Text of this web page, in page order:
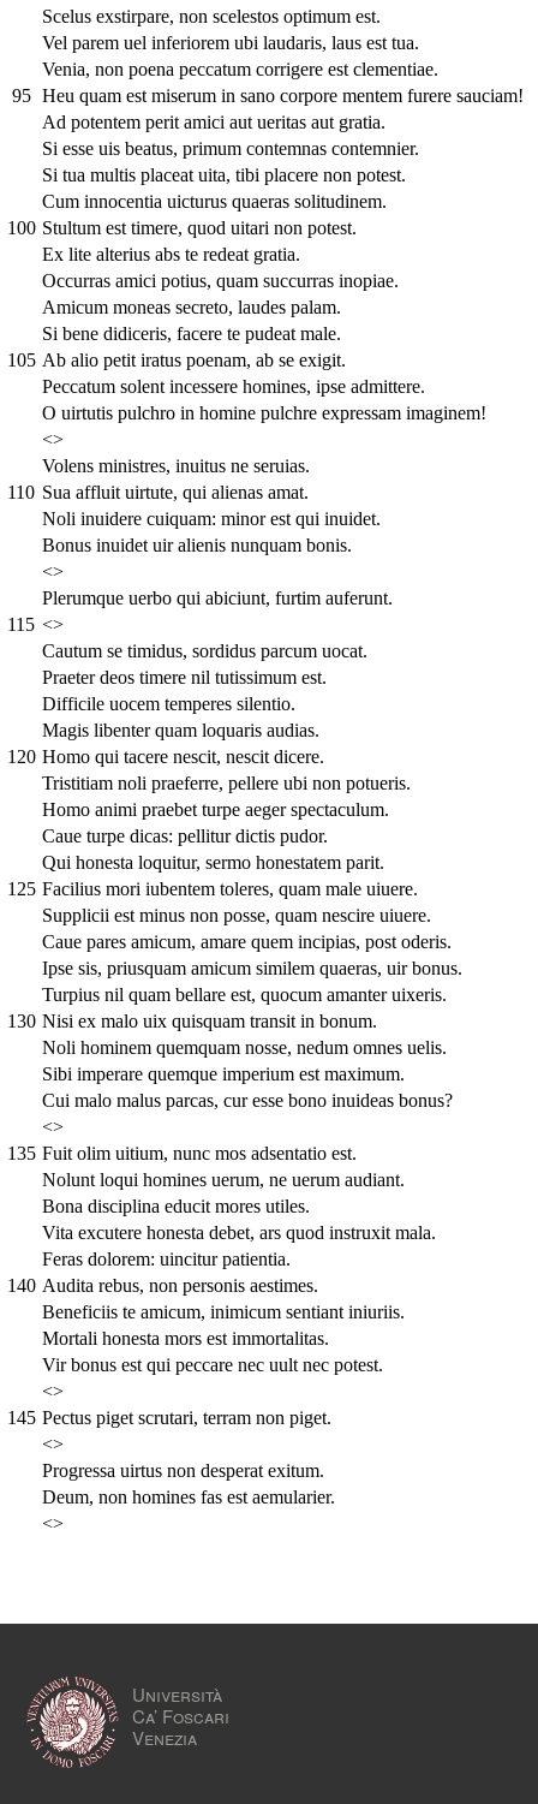
Scelus exstirpare, non scelestos optimum est.
Vel parem uel inferiorem ubi laudaris, laus est tua.
Venia, non poena peccatum corrigere est clementiae.
95 Heu quam est miserum in sano corpore mentem furere sauciam!
Ad potentem perit amici aut ueritas aut gratia.
Si esse uis beatus, primum contemnas contemnier.
Si tua multis placeat uita, tibi placere non potest.
Cum innocentia uicturus quaeras solitudinem.
100 Stultum est timere, quod uitari non potest.
Ex lite alterius abs te redeat gratia.
Occurras amici potius, quam succurras inopiae.
Amicum moneas secreto, laudes palam.
Si bene didiceris, facere te pudeat male.
105 Ab alio petit iratus poenam, ab se exigit.
Peccatum solent incessere homines, ipse admittere.
O uirtutis pulchro in homine pulchre expressam imaginem!
<>
Volens ministres, inuitus ne seruias.
110 Sua affluit uirtute, qui alienas amat.
Noli inuidere cuiquam: minor est qui inuidet.
Bonus inuidet uir alienis nunquam bonis.
<>
Plerumque uerbo qui abiciunt, furtim auferunt.
115 <>
Cautum se timidus, sordidus parcum uocat.
Praeter deos timere nil tutissimum est.
Difficile uocem temperes silentio.
Magis libenter quam loquaris audias.
120 Homo qui tacere nescit, nescit dicere.
Tristitiam noli praeferre, pellere ubi non potueris.
Homo animi praebet turpe aeger spectaculum.
Caue turpe dicas: pellitur dictis pudor.
Qui honesta loquitur, sermo honestatem parit.
125 Facilius mori iubentem toleres, quam male uiuere.
Supplicii est minus non posse, quam nescire uiuere.
Caue pares amicum, amare quem incipias, post oderis.
Ipse sis, priusquam amicum similem quaeras, uir bonus.
Turpius nil quam bellare est, quocum amanter uixeris.
130 Nisi ex malo uix quisquam transit in bonum.
Noli hominem quemquam nosse, nedum omnes uelis.
Sibi imperare quemque imperium est maximum.
Cui malo malus parcas, cur esse bono inuideas bonus?
<>
135 Fuit olim uitium, nunc mos adsentatio est.
Nolunt loqui homines uerum, ne uerum audiant.
Bona disciplina educit mores utiles.
Vita excutere honesta debet, ars quod instruxit mala.
Feras dolorem: uincitur patientia.
140 Audita rebus, non personis aestimes.
Beneficiis te amicum, inimicum sentiant iniuriis.
Mortali honesta mors est immortalitas.
Vir bonus est qui peccare nec uult nec potest.
<>
145 Pectus piget scrutari, terram non piget.
<>
Progressa uirtus non desperat exitum.
Deum, non homines fas est aemularier.
<>
Università
Ca’ Foscari
Venezia